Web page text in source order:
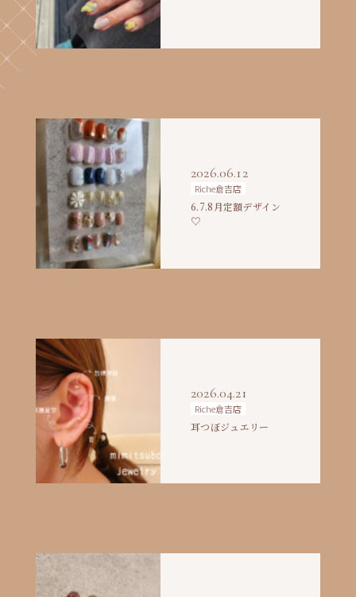
2026.06.12
Riche倉吉店
6.7.8月定額デザイン
♡
2026.04.21
Riche倉吉店
耳つぼジュエリー